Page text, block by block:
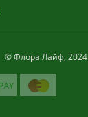
© Флора Лайф, 2024